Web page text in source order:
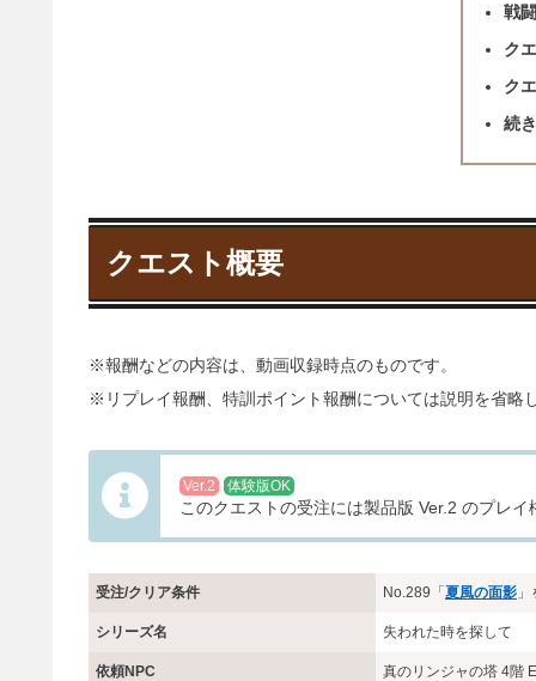
戦
ク
ク
続
クエスト概要
※報酬などの内容は、動画収録時点のものです。
※リプレイ報酬、特訓ポイント報酬については説明を省略
Ver.2 体験版OK
このクエストの受注には製品版 Ver.2 のプレ
受注/クリア条件 No.289「夏風の面影
シリーズ名 失われた時を探して
依頼NPC 真のリンジャの塔 4階